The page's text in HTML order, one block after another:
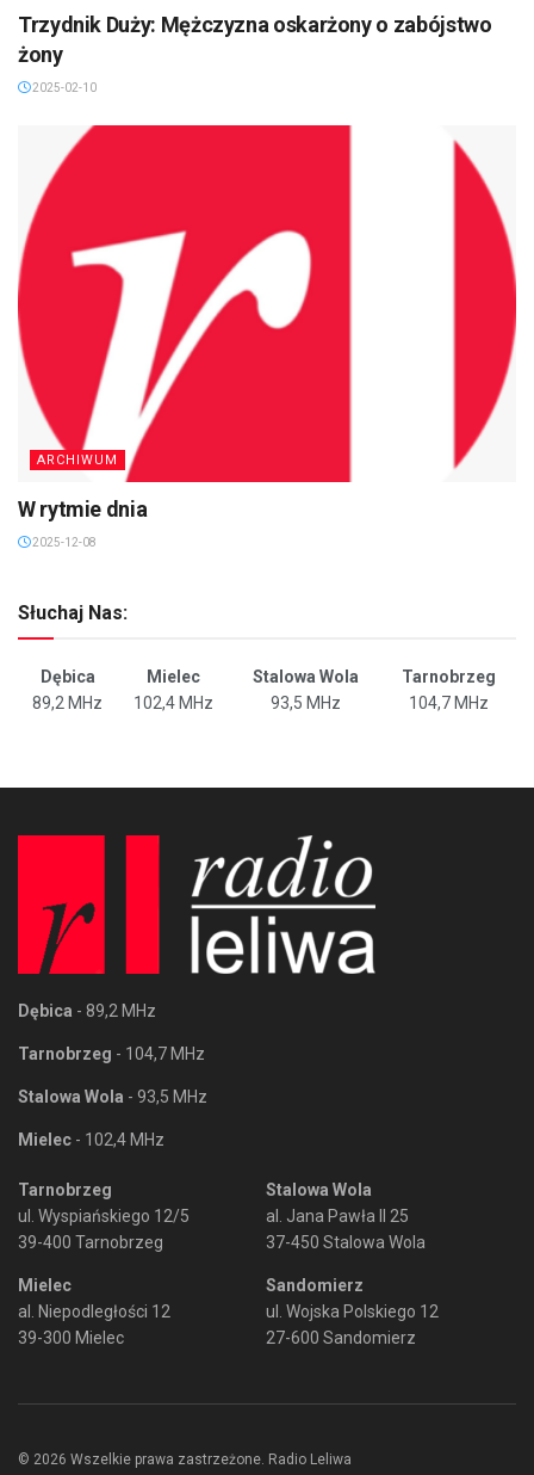
Trzydnik Duży: Mężczyzna oskarżony o zabójstwo
żony
2025-02-10
ARCHIWUM
W rytmie dnia
2025-12-08
Słuchaj Nas:
Dębica Mielec Stalowa Wola
Tarnobrzeg
89,2 MHz
102,4 MHz 93,5 MHz 104,7 MHz
Dębica - 89,2 MHz
Tarnobrzeg - 104,7 MHz
Stalowa Wola - 93,5 MHz
Mielec - 102,4 MHz
Tarnobrzeg
ul. Wyspiańskiego 12/5
39-400 Tarnobrzeg
Mielec
al. Niepodległości 12
39-300 Mielec
Stalowa Wola
al. Jana Pawła II 25
37-450 Stalowa Wola
Sandomierz
ul. Wojska Polskiego 12
27-600 Sandomierz
© 2026 Wszelkie prawa zastrzeżone. Radio Leliwa